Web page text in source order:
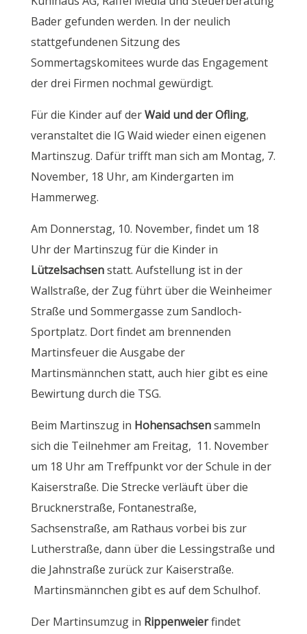
Bader gefunden werden. In der neulich
stattgefundenen Sitzung des
Sommertagskomitees wurde das Engagement
der drei Firmen nochmal gewürdigt.
Für die Kinder auf derWaid und der Ofling,
veranstaltet die IG Waid wieder einen eigenen
Martinszug. Dafür trifft man sich am Montag, 7.
November, 18 Uhr, am Kindergarten im
Hammerweg.
Am Donnerstag, 10. November, findet um 18
Uhr der Martinszug für die Kinder in
Lützelsachsenstatt. Aufstellung ist in der
Wallstraße, der Zug führt über die Weinheimer
Straße und Sommergasse zum Sandloch-
Sportplatz. Dort findet am brennenden
Martinsfeuer die Ausgabe der
Martinsmännchen statt, auch hier gibt es eine
Bewirtung durch die TSG.
Beim Martinszug in Hohensachsensammeln
sich die Teilnehmer am Freitag, 11. November
um 18 Uhr am Treffpunkt vor der Schule in der
Kaiserstraße. Die Strecke verläuft über die
Brucknerstraße, Fontanestraße,
Sachsenstraße, am Rathaus vorbei bis zur
Lutherstraße, dann über die Lessingstraße und
die Jahnstraße zurück zur Kaiserstraße.
Martinsmännchen gibt es auf dem Schulhof.
Der Martinsumzug in Rippenweierfindet